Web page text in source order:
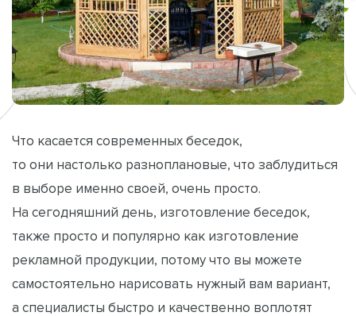
Что касается современных беседок,
то они настолько разноплановые, что заблудиться
в выборе именно своей, очень просто.
На сегодняшний день, изготовление беседок,
также просто и популярно как изготовление
рекламной продукции, потому что вы можете
самостоятельно нарисовать нужный вам вариант,
а специалисты быстро и качественно воплотят